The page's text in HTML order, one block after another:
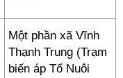
Một phần xã Vĩnh
Thạnh Trung (Trạm
biến áp Tổ Nuôi